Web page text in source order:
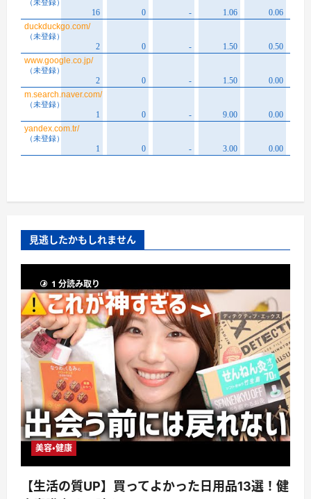
見逃したかもしれません
1 分読み取り
美容・健康
【生活の質UP】買ってよかった日用品13選！健